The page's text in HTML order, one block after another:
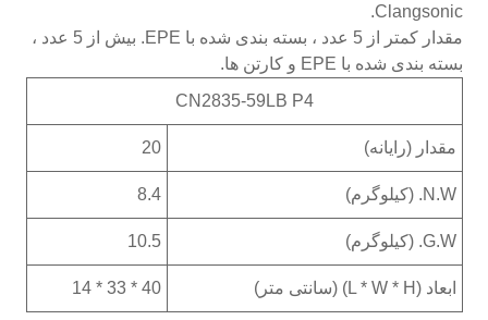
Clangsonic.
مقدار کمتر از 5 عدد ، بسته بندی شده با EPE. بیش از 5 عدد ،
بسته بندی شده با EPE و کارتن ها.
CN2835-59LB P4
مقدار (رایانه) 20
N.W. (کیلوگرم) 8.4
G.W. (کیلوگرم) 10.5
ابعاد (L * W * H) (سانتی متر) 40 * 33 * 14